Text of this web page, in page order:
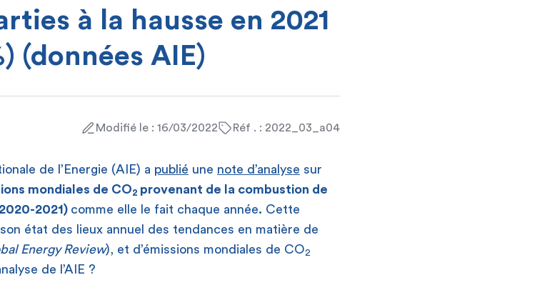
à la hausse en 2021
(données AIE)
Modifié le : 16/03/2022 Réf . : 2022_03_a04
de l’Energie (AIE) a publié une note d’analyse sur
mondiales de CO2 provenant de la combustion de
2021) comme elle le fait chaque année. Cette
état des lieux annuel des tendances en matière de
Energy Review), et d’émissions mondiales de CO2
de l’AIE ?